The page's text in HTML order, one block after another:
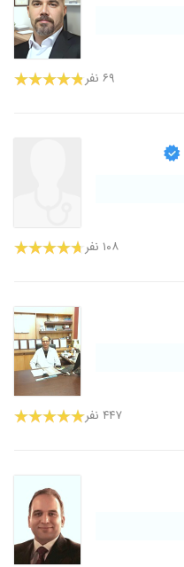
۶۹ نفر
۱۰۸ نفر
۴۴۷ نفر